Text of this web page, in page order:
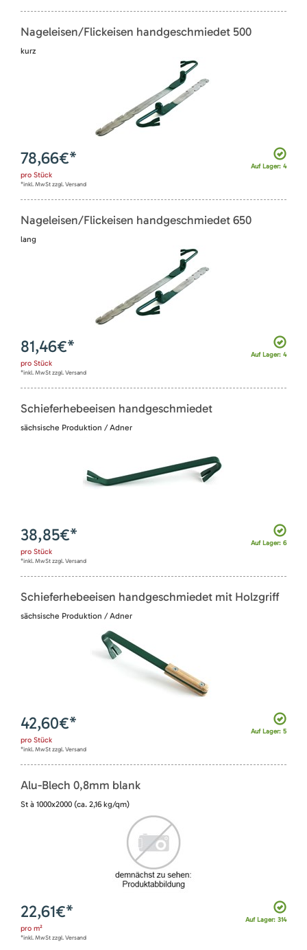
Nageleisen/Flickeisen handgeschmiedet 500
kurz
Auf Lager: 4
78,66€*
pro Stück
*inkl. MwSt zzgl. Versand
Nageleisen/Flickeisen handgeschmiedet 650
lang
Auf Lager: 4
81,46€*
pro Stück
*inkl. MwSt zzgl. Versand
Schieferhebeeisen handgeschmiedet
sächsische Produktion / Adner
Auf Lager: 6
38,85€*
pro Stück
*inkl. MwSt zzgl. Versand
Schieferhebeeisen handgeschmiedet mit Holzgriff
sächsische Produktion / Adner
Auf Lager: 5
42,60€*
pro Stück
*inkl. MwSt zzgl. Versand
Alu-Blech 0,8mm blank
St à 1000x2000 (ca. 2,16 kg/qm)
Auf Lager: 314
22,61€*
pro m²
*inkl. MwSt zzgl. Versand